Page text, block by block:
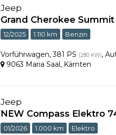
Jeep
Grand Cherokee
12/2025 1.110 km Benzin
Vorführwagen,381 PS (280 KW),
9063 Maria Saal, Kärnten
Jeep
NEW Compass Elektro
01/2026 1.000 km Elektro